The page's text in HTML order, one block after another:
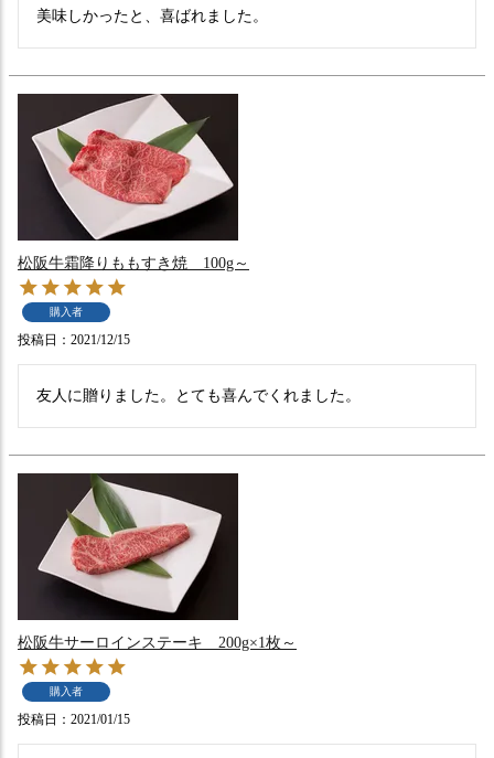
美味しかったと、喜ばれました。
松阪牛霜降りももすき焼 100g～
購入者
投稿日 2021/12/15
友人に贈りました。とても喜んでくれました。
松阪牛サーロインステーキ 200g×1枚～
購入者
投稿日 2021/01/15